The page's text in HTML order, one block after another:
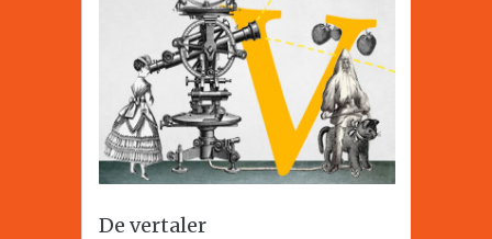
De vertaler